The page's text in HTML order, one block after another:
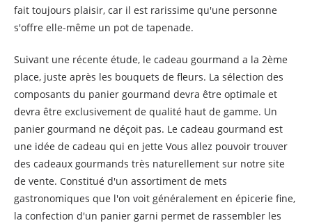
fait toujours plaisir, car il est rarissime qu'une personne
s'offre elle-même un pot de tapenade.
Suivant une récente étude, le cadeau gourmand a la 2ème
place, juste après les bouquets de fleurs. La sélection des
composants du panier gourmand devra être optimale et
devra être exclusivement de qualité haut de gamme. Un
panier gourmand ne déçoit pas. Le cadeau gourmand est
une idée de cadeau qui en jette Vous allez pouvoir trouver
des cadeaux gourmands très naturellement sur notre site
de vente. Constitué d'un assortiment de mets
gastronomiques que l'on voit généralement en épicerie fine,
la confection d'un panier garni permet de rassembler les